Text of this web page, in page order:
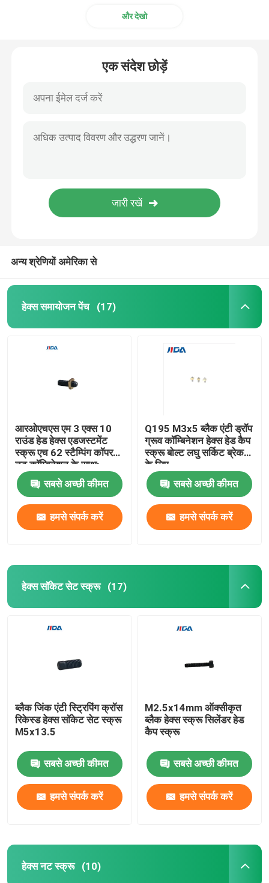
और देखो
एक संदेश छोड़ें
अन्य श्रेणियों अमेरिका से
हेक्स समायोजन पेंच (17)
आरओएचएस एम 3 एक्स 10
राउंड हेड हेक्स एडजस्टमेंट
स्क्रू एच 62 स्टैम्पिंग कॉपर
नट कॉम्बिनेशन के साथ:
सबसे अच्छी कीमत
हमसे संपर्क करें
Q195 M3x5 ब्लैक एंटी ड्रॉप
ग्रूव कॉम्बिनेशन हेक्स हेड कैप
स्क्रू बोल्ट लघु सर्किट ब्रेकर
के लिए
सबसे अच्छी कीमत
हमसे संपर्क करें
हेक्स सॉकेट सेट स्क्रू (17)
ब्लैक जिंक एंटी स्ट्रिपिंग क्रॉस
रिकेस्ड हेक्स सॉकेट सेट स्क्रू
M5x13.5
सबसे अच्छी कीमत
हमसे संपर्क करें
M2.5x14mm ऑक्सीकृत
ब्लैक हेक्स स्क्रू सिलेंडर हेड
कैप स्क्रू
सबसे अच्छी कीमत
हमसे संपर्क करें
हेक्स नट स्क्रू (10)